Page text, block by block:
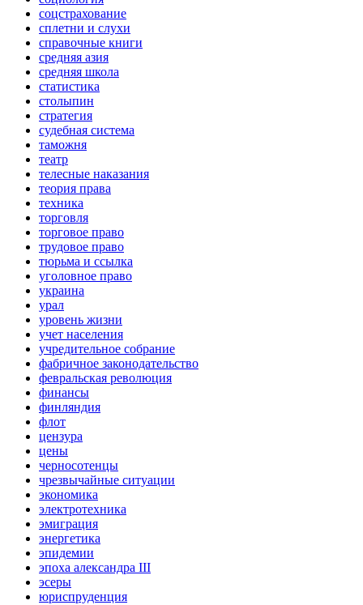
соцстрахование
сплетни и слухи
справочные книги
средняя азия
средняя школа
статистика
столыпин
стратегия
судебная система
таможня
театр
телесные наказания
теория права
техника
торговля
торговое право
трудовое право
тюрьма и ссылка
уголовное право
украина
урал
уровень жизни
учет населения
учредительное собрание
фабричное законодательство
февральская революция
финансы
финляндия
флот
цензура
цены
черносотенцы
чрезвычайные ситуации
экономика
электротехника
эмиграция
энергетика
эпидемии
эпоха александра III
эсеры
юриспруденция